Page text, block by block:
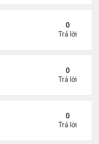
dưỡng da chẳng kém
0
Trả lời
1 phim Việt rời rạp
0
Trả lời
phải vợ chồng vẫn
0
Trả lời